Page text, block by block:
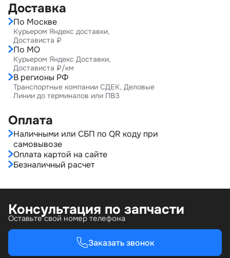
Доставка
По Москве
Курьером Яндекс доставки,
Достависта ₽
По МО
Курьером Яндекс Доставки,
Достависта ₽/км
В регионы РФ
Транспортные компании СДЕК, Деловые
Линии до терминалов или ПВЗ
Оплата
Наличными или СБП по QR коду при
самовывозе
Оплата картой на сайте
Безналичный расчет
Консультация по запчасти
Оставьте свой номер телефона
Заказать звонок